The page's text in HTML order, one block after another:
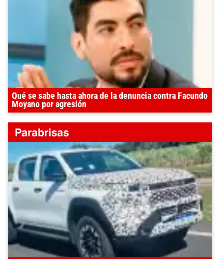
Qué se sabe hasta ahora de la denuncia contra Facundo
Moyano por agresión